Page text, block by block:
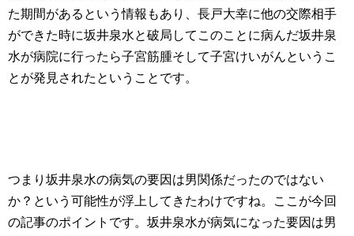
た期間があるという情報もあり、長戸大幸に他の交際相手
ができた時に坂井泉水と破局してこのことに病んだ坂井泉
水が病院に行ったら子宮筋腫そして子宮けいがんというこ
とが発見されたということ です。
つまり坂井泉水の病気の要因は男関係だったのではない
か？という可能性が浮上してきたわけですね。ここが今回
の記事のポイントです。坂井泉水が病気になった要因は男